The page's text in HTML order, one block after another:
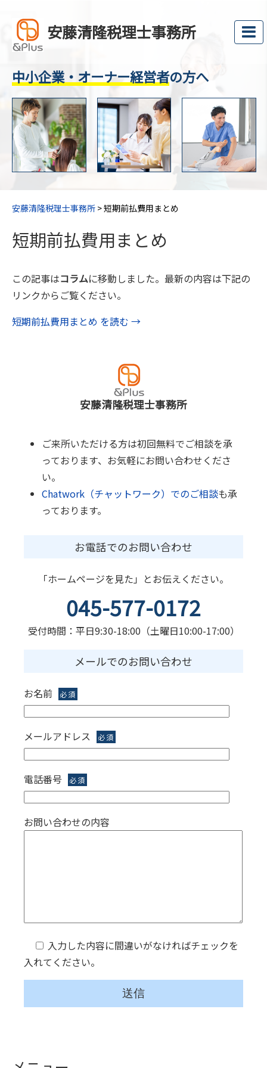
安藤清隆税理士事務所
中小企業・オーナー経営者の方へ
安藤清隆税理士事務所 >短期前払費用まとめ
短期前払費用まとめ
この記事はコラムに移動しました。最新の内容は下記の
リンクからご覧ください。
短期前払費用まとめ を読む →
安藤清隆税理士事務所
ご来所いただける方は初回無料でご相談を承
っております、お気軽にお問い合わせくださ
い。
Chatwork（チャットワーク）でのご相談も承
っております。
お電話でのお問い合わせ
「ホームページを見た」とお伝えください。
045-577-0172
受付時間：平日9:30-18:00（土曜日10:00-17:00）
メールでのお問い合わせ
お名前 必須
メールアドレス 必須
電話番号 必須
お問い合わせの内容
入力した内容に間違いがなければチェックを
入れてください。